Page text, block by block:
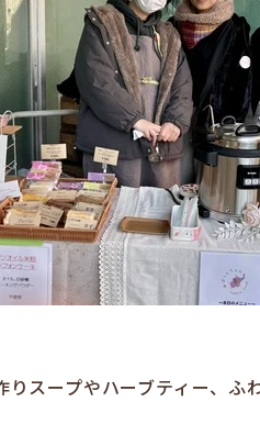
スープやハーブティー、